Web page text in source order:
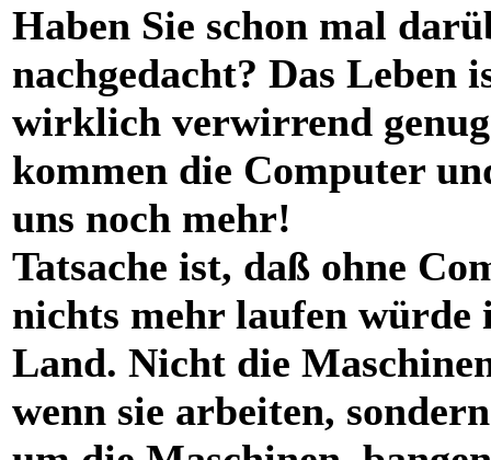
Haben Sie schon mal
nachgedacht? Das Leben
wirklich verwirrend
kommen die Computer
uns noch mehr!
Tatsache ist, daß ohne
nichts mehr laufen würde
Land. Nicht die
wenn sie arbeiten,